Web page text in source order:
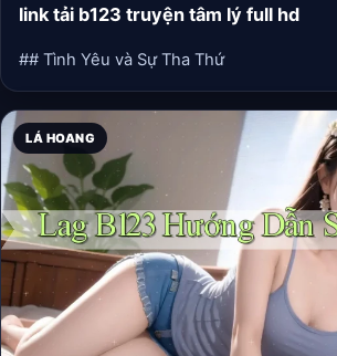
link tải b123 truyện tâm lý full hd
## Tình Yêu và Sự Tha Thứ
LÁ HOANG